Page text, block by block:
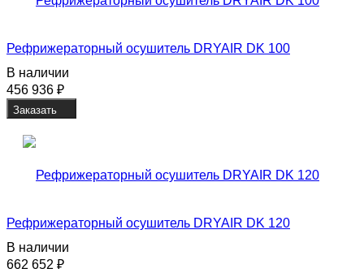
Рефрижераторный осушитель DRYAIR DK 100
В наличии
456 936 ₽
Заказать
Рефрижераторный осушитель DRYAIR DK 120
В наличии
662 652 ₽